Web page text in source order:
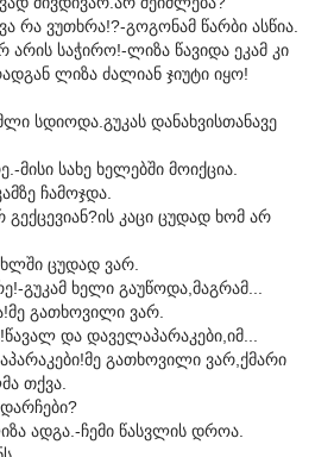
რა ვუთხრა!?-გოგონამ წარბი ასწია.
საჭირო!-ლიზა წავიდა ეკამ კი
ლიზა ძალიან ჯიუტი იყო!
სდიოდა.გუკას დანახვისთანავე
მისი სახე ხელებში მოიქცია.
ჩამოჯდა.
კაცი ცუდად ხომ არ
ცუდად ვარ.
გუკამ ხელი გაუწოდა,მაგრამ...
გათხოვილი ვარ.
და დაველაპარაკები,იმ...
გათხოვილი ვარ,ქმარი
თქვა.
ადგა.-ჩემი წასვლის დროა.